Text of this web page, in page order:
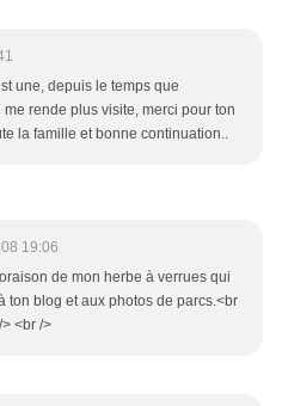
une, depuis le temps que
rende plus visite, merci pour ton
la famille et bonne continuation..
19:06
de mon herbe à verrues qui
ton blog et aux photos de parcs.<br
<br />